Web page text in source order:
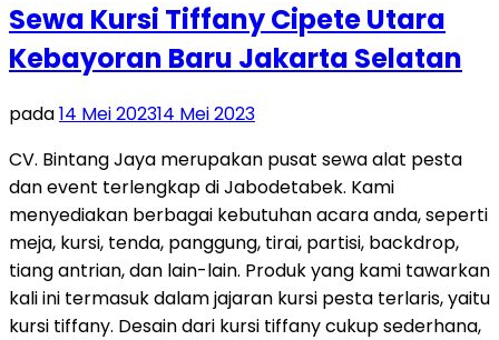
Sewa Kursi Tiffany Cipete Utara
Kebayoran Baru Jakarta Selatan
pada14 Mei 202314 Mei 2023
CV. Bintang Jaya merupakan pusat sewa alat pesta
dan event terlengkap di Jabodetabek. Kami
menyediakan berbagai kebutuhan acara anda, seperti
meja, kursi, tenda, panggung, tirai, partisi, backdrop,
tiang antrian, dan lain-lain. Produk yang kami tawarkan
kali ini termasuk dalam jajaran kursi pesta terlaris, yaitu
kursi tiffany. Desain dari kursi tiffany cukup sederhana,